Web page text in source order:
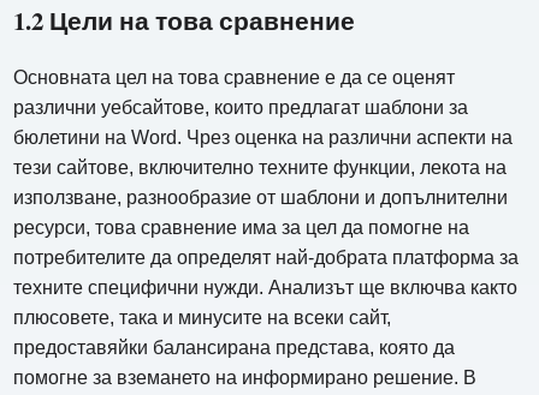
1.2 Цели на това сравнение
Основната цел на това сравнение е да се оценят
различни уебсайтове, които предлагат шаблони за
бюлетини на Word. Чрез оценка на различни аспекти на
тези сайтове, включително техните функции, лекота на
използване, разнообразие от шаблони и допълнителни
ресурси, това сравнение има за цел да помогне на
потребителите да определят най-добрата платформа за
техните специфични нужди. Анализът ще включва както
плюсовете, така и минусите на всеки сайт,
предоставяйки балансирана представа, която да
помогне за вземането на информирано решение. В